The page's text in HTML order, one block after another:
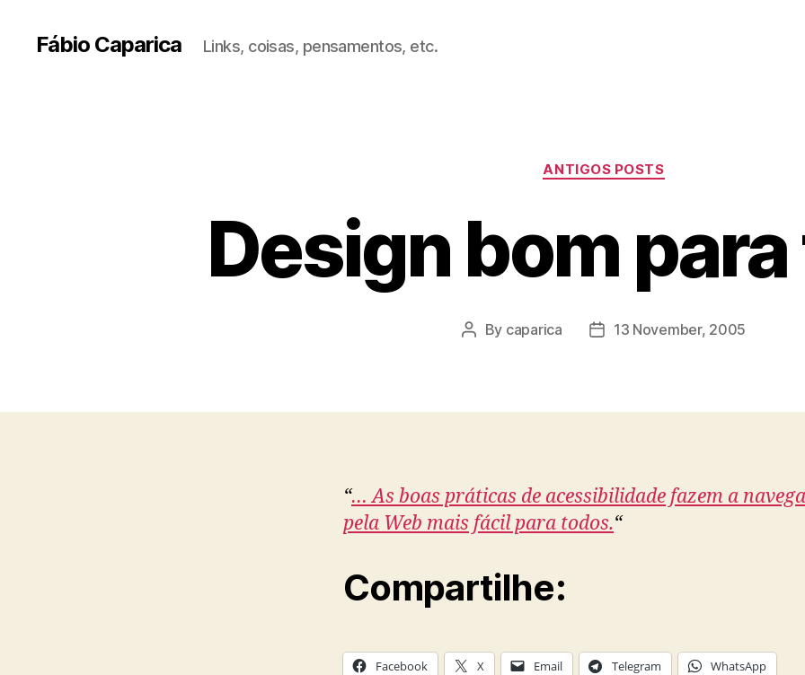
Fábio Caparica Links, coisas, pensamentos, etc.
Categories
ANTIGOS POSTS
Design bom
Post
By caparica
Post13 November, 2005
“… As boas práticas de acessibilidade fazem a
pela Web mais fácil para todos.“
Compartilhe:
Facebook X Email Telegram WhatsApp